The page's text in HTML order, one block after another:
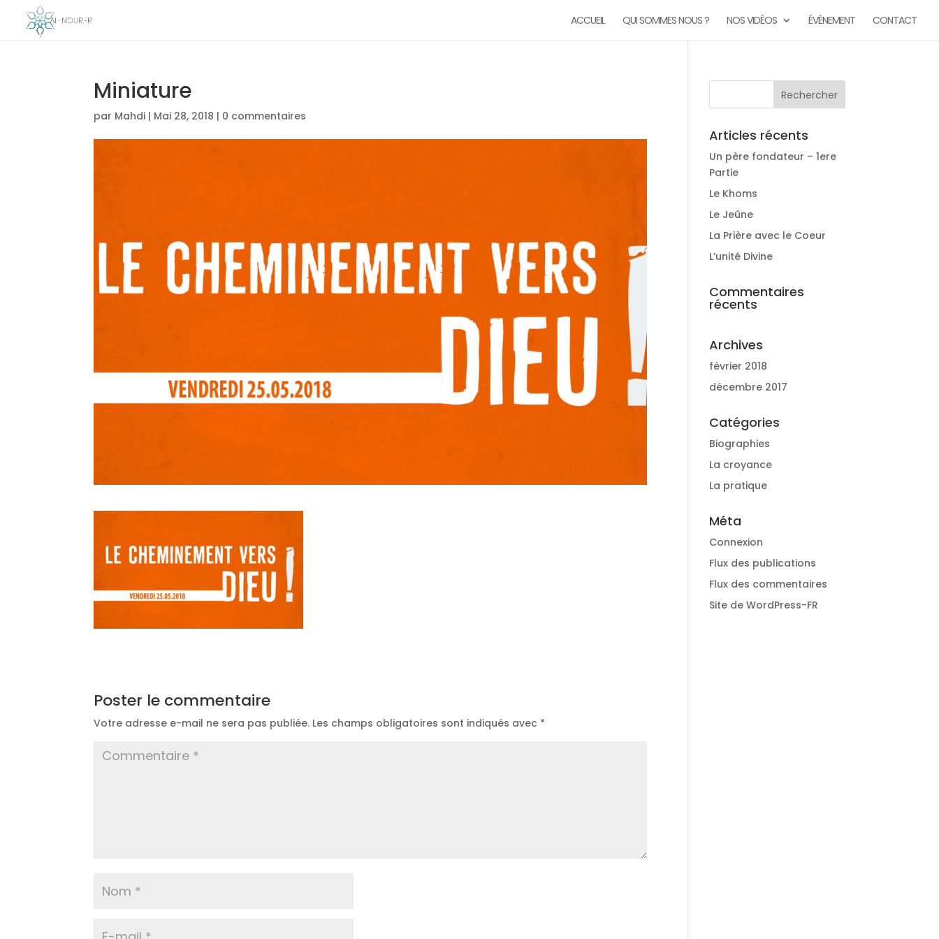
ACCUEIL QUI SOMMES NOUS ? NOS VIDÉOS ÉVÉNEMENT CONTACT
Miniature
par Mahdi | Mai 28, 2018 | 0 commentaires
Poster le commentaire
Votre adresse e-mail ne sera pas publiée. Les champs obligatoires sont indiqués avec *
Articles récents
Un père fondateur – 1ere
Partie
Le Khoms
Le Jeûne
La Prière avec le Coeur
L’unité Divine
Commentaires
récents
Archives
février 2018
décembre 2017
Catégories
Biographies
La croyance
La pratique
Méta
Connexion
Flux des publications
Flux des commentaires
Site de WordPress-FR